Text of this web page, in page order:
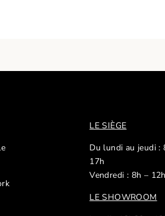
LE SIÈGE
Du lundi au jeudi :
17h
Vendredi : 8h –
LE SHOWROOM